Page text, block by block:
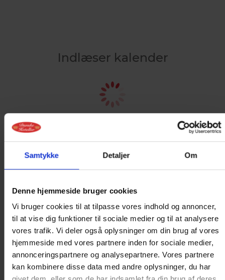
Samtykke Detaljer Om
Denne hjemmeside bruger cookies
Vi bruger cookies til at tilpasse vores indhold og annoncer,
til at vise dig funktioner til sociale medier og til at analysere
vores trafik. Vi deler også oplysninger om din brug af vores
hjemmeside med vores partnere inden for sociale medier,
annonceringspartnere og analysepartnere. Vores partnere
kan kombinere disse data med andre oplysninger, du har
Indlæser kalender
ONLINE BOOKING
IKKE MULIGT
PÅ DEN VALGTE